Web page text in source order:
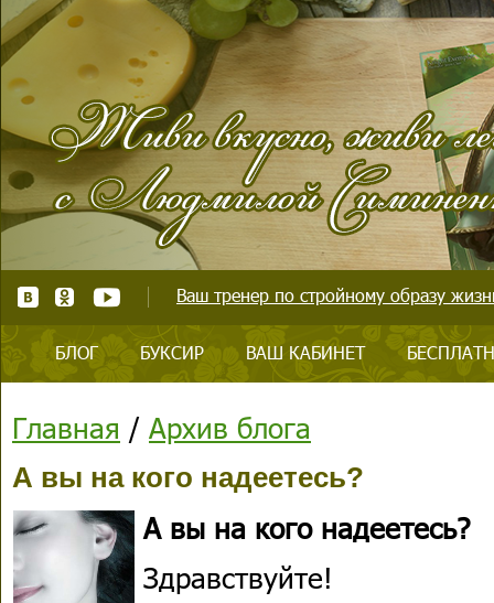
Ваш тренер по стройному образу
БЛОГ БУКСИР ВАШ КАБИНЕТ
Главная / Архив блога
А вы на кого надеетесь?
А вы на кого надеетесь?
Здравствуйте!